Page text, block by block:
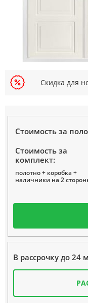
Скидка для
Стоимость за
Стоимость за
комплект:
полотно + коробка +
наличники на 2
В рассрочку до 24